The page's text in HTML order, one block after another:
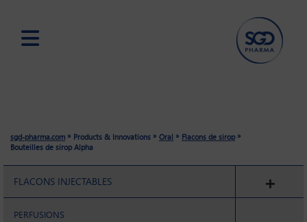
sgd-pharma.com » Products & Innovations » Oral » Flacons de sirop»
Bouteilles de sirop Alpha
FLACONS INJECTABLES
PERFUSIONS